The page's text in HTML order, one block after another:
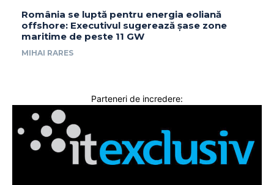
România se luptă pentru energia eoliană
offshore: Executivul sugerează șase zone
maritime de peste 11 GW
MIHAI RARES
Parteneri de incredere: